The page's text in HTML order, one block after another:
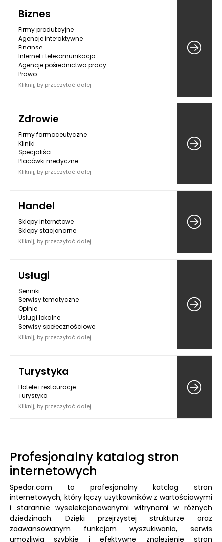
Biznes
Firmy produkcyjne
Agencje interaktywne
Finanse
Internet i telekomunikacja
Agencje pośrednictwa pracy
Prawo
Kliknij, by przeczytać dalej
Zdrowie
Firmy farmaceutyczne
Kliniki
Specjaliści
Placówki medyczne
Kliknij, by przeczytać dalej
Handel
Sklepy internetowe
Sklepy stacjonarne
Kliknij, by przeczytać dalej
Usługi
Senniki
Serwisy tematyczne
Opinie
Usługi lokalne
Serwisy społecznościowe
Kliknij, by przeczytać dalej
Turystyka
Hotele i restauracje
Turystyka
Kliknij, by przeczytać dalej
Profesjonalny katalog stron
internetowych
Spedor.com to profesjonalny katalog stron
internetowych, który łączy użytkowników z wartościowymi
i starannie wyselekcjonowanymi witrynami w różnych
dziedzinach. Dzięki przejrzystej strukturze oraz
zaawansowanym funkcjom wyszukiwania, serwis
umożliwia szybkie i efektywne znalezienie stron